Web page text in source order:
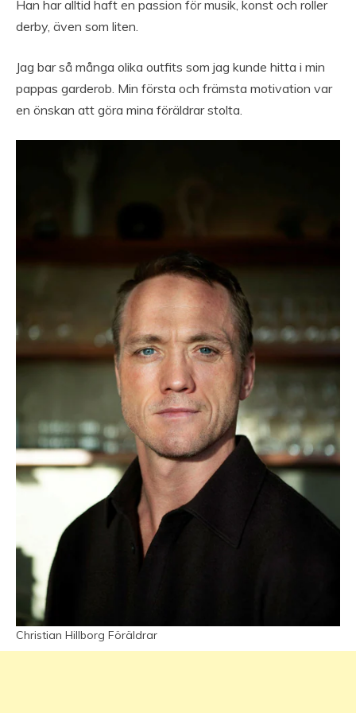
Han har alltid haft en passion för musik, konst och roller
derby, även som liten.
Jag bar så många olika outfits som jag kunde hitta i min
pappas garderob. Min första och främsta motivation var
en önskan att göra mina föräldrar stolta.
Christian Hillborg Föräldrar